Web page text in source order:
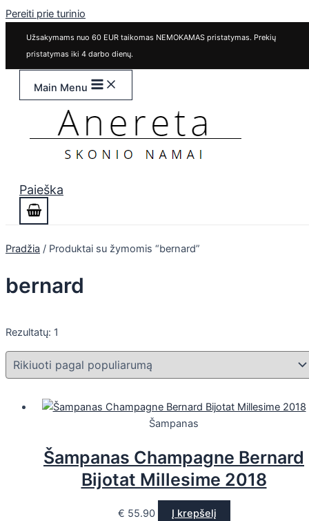
Pereiti prie turinio
Užsakymams nuo 60 EUR taikomas NEMOKAMAS pristatymas. Prekių
pristatymas iki 4 darbo dienų.
Main Menu
Paieška
Pradžia / Produktai su žymomis “bernard”
bernard
Rezultatų: 1
Šampanas
Šampanas Champagne Bernard
Bijotat Millesime 2018
€ 55.90 Į krepšelį